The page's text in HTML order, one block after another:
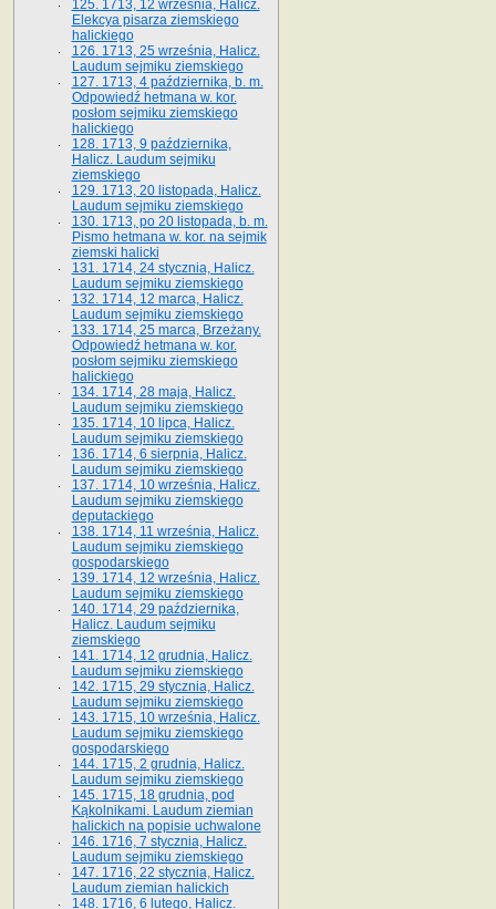
125. 1713, 12 września, Halicz.
Elekcya pisarza ziemskiego
halickiego
126. 1713, 25 września, Halicz.
Laudum sejmiku ziemskiego
127. 1713, 4 października, b. m.
Odpowiedź hetmana w. kor.
posłom sejmiku ziemskiego
halickiego
128. 1713, 9 października,
Halicz. Laudum sejmiku
ziemskiego
129. 1713, 20 listopada, Halicz.
Laudum sejmiku ziemskiego
130. 1713, po 20 listopada, b. m.
Pismo hetmana w. kor. na sejmik
ziemski halicki
131. 1714, 24 stycznia, Halicz.
Laudum sejmiku ziemskiego
132. 1714, 12 marca, Halicz.
Laudum sejmiku ziemskiego
133. 1714, 25 marca, Brzeżany.
Odpowiedź hetmana w. kor.
posłom sejmiku ziemskiego
halickiego
134. 1714, 28 maja, Halicz.
Laudum sejmiku ziemskiego
135. 1714, 10 lipca, Halicz.
Laudum sejmiku ziemskiego
136. 1714, 6 sierpnia, Halicz.
Laudum sejmiku ziemskiego
137. 1714, 10 września, Halicz.
Laudum sejmiku ziemskiego
deputackiego
138. 1714, 11 września, Halicz.
Laudum sejmiku ziemskiego
gospodarskiego
139. 1714, 12 września, Halicz.
Laudum sejmiku ziemskiego
140. 1714, 29 października,
Halicz. Laudum sejmiku
ziemskiego
141. 1714, 12 grudnia, Halicz.
Laudum sejmiku ziemskiego
142. 1715, 29 stycznia, Halicz.
Laudum sejmiku ziemskiego
143. 1715, 10 września, Halicz.
Laudum sejmiku ziemskiego
gospodarskiego
144. 1715, 2 grudnia, Halicz.
Laudum sejmiku ziemskiego
145. 1715, 18 grudnia, pod
Kąkolnikami. Laudum ziemian
halickich na popisie uchwalone
146. 1716, 7 stycznia, Halicz.
Laudum sejmiku ziemskiego
147. 1716, 22 stycznia, Halicz.
Laudum ziemian halickich
148. 1716, 6 lutego, Halicz.